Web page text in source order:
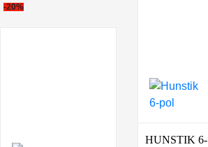
-20%
HUNSTIK 6-